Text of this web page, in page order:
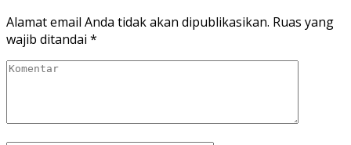
Alamat email Anda tidak akan dipublikasikan. Ruas yang
wajib ditandai *